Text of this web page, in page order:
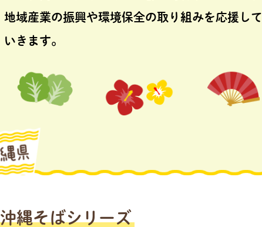
地域産業の振興や環境保全の取り組みを応援して
いきます。
沖縄そばシリーズ